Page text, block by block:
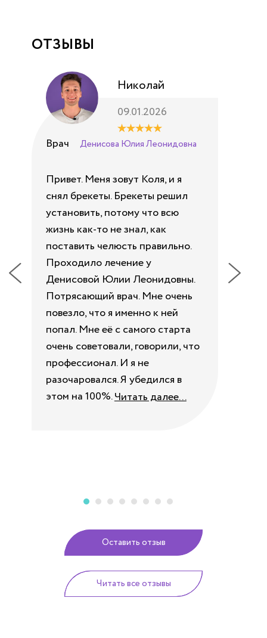
ОТЗЫВЫ
Оставить отзыв
Читать все отзывы
Николай
09.01.2026
Врач Денисова Юлия Леонидовна
Привет. Меня зовут Коля, и я
снял брекеты. Брекеты решил
установить, потому что всю
жизнь как-то не знал, как
поставить челюсть правильно.
Проходило лечение у
Денисовой Юлии Леонидовны.
Потрясающий врач. Мне очень
повезло, что я именно к ней
попал. Мне её с самого старта
очень советовали, говорили, что
профессионал. И я не
разочаровался. Я убедился в
этом на 100%.Читать далее...